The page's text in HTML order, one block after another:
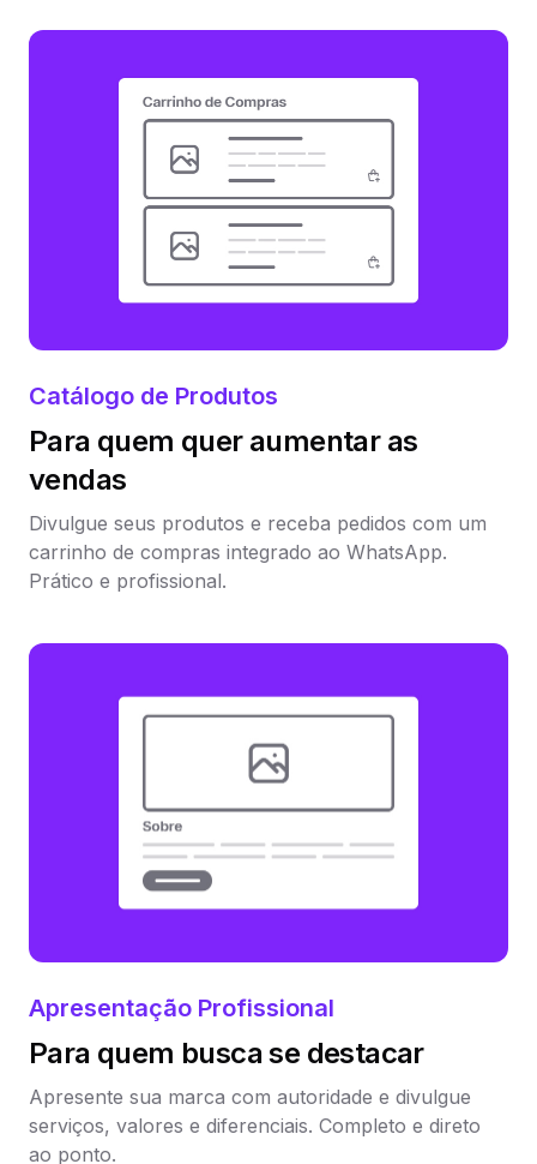
Catálogo de Produtos
Para quem quer aumentar as
vendas
Divulgue seus produtos e receba pedidos com um
carrinho de compras integrado ao WhatsApp.
Prático e profissional.
Apresentação Profissional
Para quem busca se destacar
Apresente sua marca com autoridade e divulgue
serviços, valores e diferenciais. Completo e direto
ao ponto.